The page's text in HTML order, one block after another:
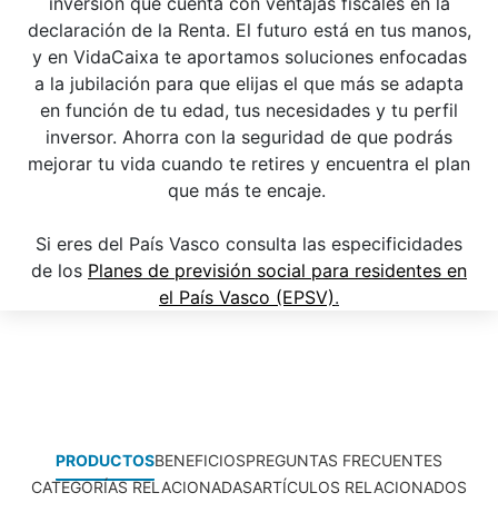
declaración de la Renta. El futuro está en tus manos,
y en VidaCaixa te aportamos soluciones enfocadas
a la jubilación para que elijas el que más se adapta
en función de tu edad, tus necesidades y tu perfil
inversor. Ahorra con la seguridad de que podrás
mejorar tu vida cuando te retires y encuentra el plan
que más te encaje.
Si eres del País Vasco consulta las especificidades
de los Planes de previsión social para residentes en
el País Vasco (EPSV).
PRODUCTOSBENEFICIOSPREGUNTAS FRECUENTES
CATEGORÍAS RELACIONADASARTÍCULOS RELACIONADOS